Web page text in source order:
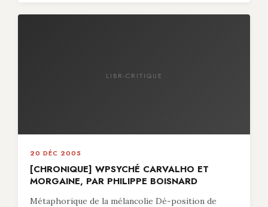
LIBR-CRITIQUE
20 DÉC 2005
[CHRONIQUE] WPSYCHÉ CARVALHO ET
MORGAINE, PAR PHILIPPE BOISNARD
Métaphorique de la mélancolie Dé-position de